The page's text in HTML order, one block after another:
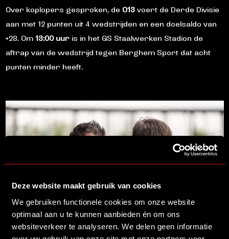
Deze website maakt gebruik van cookies
We gebruiken functionele cookies om onze website
optimaal aan u te kunnen aanbieden én om ons
websiteverkeer te analyseren. We delen geen informatie
Over koplopers gesproken, de O13voert de Derde Divisie
aan met 12 punten uit 4 wedstrijden en een doelsaldo van
+28. Om 13:00 uur is in het GS Staalwerken Stadion de
aftrap van de wedstrijd tegen Berghem Sport dat acht
punten minder heeft.